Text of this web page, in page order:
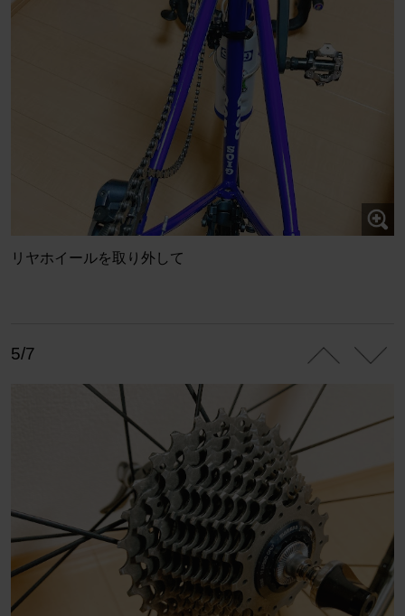
リヤホイールを取り外して
5/7